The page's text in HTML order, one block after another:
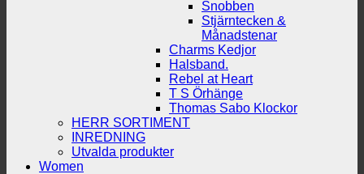
Snobben
Stjärntecken &
Månadstenar
Charms Kedjor
Halsband.
Rebel at Heart
T S Örhänge
Thomas Sabo Klockor
HERR SORTIMENT
INREDNING
Utvalda produkter
Women